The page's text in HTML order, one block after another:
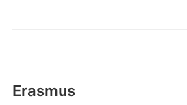
Erasmus